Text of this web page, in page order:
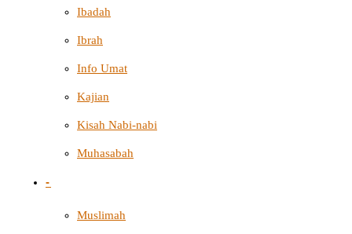
Ibadah
Ibrah
Info Umat
Kajian
Kisah Nabi-nabi
Muhasabah
-
Muslimah